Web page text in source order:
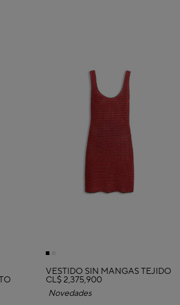
VESTIDO SIN MANGAS TEJIDO
CL$ 2,375,900
Novedades